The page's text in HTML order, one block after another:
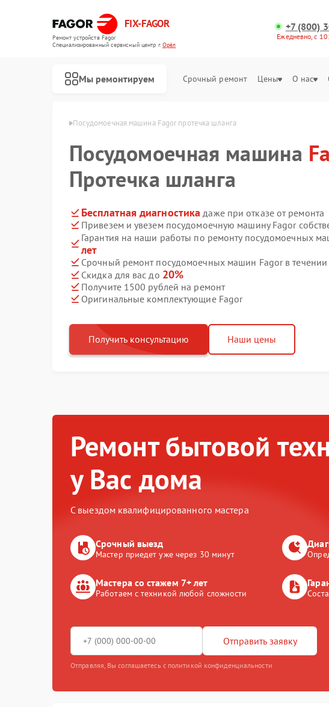
FIX-FAGOR
Ремонт устройств Fagor
Специализированный cервисный центр г.Орёл
+7 (800)
Ежедневно, с
Мы ремонтируем Срочный ремонт Цены О нас
Посудомоечная машина Fagor протечка шланга
Посудомоечная машина
Протечка шланга
Бесплатная диагностика даже при отказе от ремонта
Привезем и увезем посудомоечную машину Fagor
Гарантия на наши работы по ремонту посудомоечных
лет
Срочный ремонт посудомоечных машин Fagor в течении
Скидка для вас до 20%
Получите 1500 рублей на ремонт
Оригинальные комплектующие Fagor
Получить консультацию Наши цены
Ремонт бытовой
у Вас дома
С выездом квалифицированного мастера
Срочный выезд
Мастер приедет уже через 30 минут
Мастера со стажем 7+ лет
Работаем с техникой любой сложности
Отправить заявку
Отправляя, Вы соглашаетесь с политикой конфиденциальности